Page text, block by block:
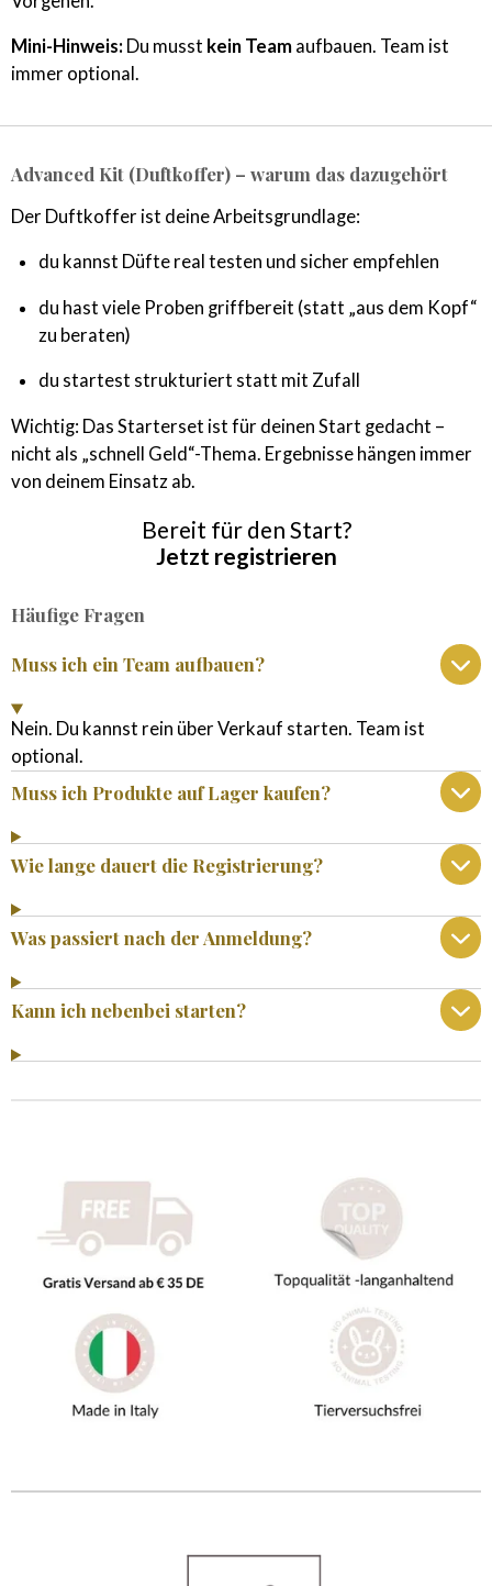
Mini-Hinweis: Du musst kein Team aufbauen. Team ist
immer optional.
Advanced Kit (Duftkoffer) – warum das dazugehört
Der Duftkoffer ist deine Arbeitsgrundlage:
du kannst Düfte real testen und sicher empfehlen
du hast viele Proben griffbereit (statt „aus dem Kopf“
zu beraten)
du startest strukturiert statt mit Zufall
Wichtig: Das Starterset ist für deinen Start gedacht –
nicht als „schnell Geld“-Thema. Ergebnisse hängen immer
von deinem Einsatz ab.
Bereit für den Start?
Jetzt registrieren
Häufige Fragen
Muss ich ein Team aufbauen?
Nein. Du kannst rein über Verkauf starten. Team ist
optional.
Muss ich Produkte auf Lager kaufen?
Wie lange dauert die Registrierung?
Was passiert nach der Anmeldung?
Kann ich nebenbei starten?